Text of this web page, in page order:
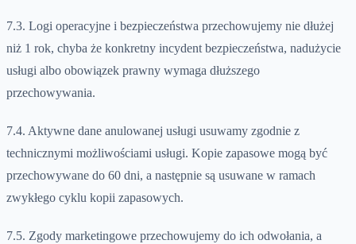
7.3. Logi operacyjne i bezpieczeństwa przechowujemy nie dłużej
niż 1 rok, chyba że konkretny incydent bezpieczeństwa, nadużycie
usługi albo obowiązek prawny wymaga dłuższego
przechowywania.
7.4. Aktywne dane anulowanej usługi usuwamy zgodnie z
technicznymi możliwościami usługi. Kopie zapasowe mogą być
przechowywane do 60 dni, a następnie są usuwane w ramach
zwykłego cyklu kopii zapasowych.
7.5. Zgody marketingowe przechowujemy do ich odwołania, a